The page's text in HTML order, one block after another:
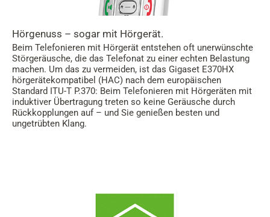
Hörgenuss – sogar mit Hörgerät.
Beim Telefonieren mit Hörgerät entstehen oft unerwünschte
Störgeräusche, die das Telefonat zu einer echten Belastung
machen. Um das zu vermeiden, ist das Gigaset E370HX
hörgerätekompatibel (HAC) nach dem europäischen
Standard ITU-T P.370: Beim Telefonieren mit Hörgeräten mit
induktiver Übertragung treten so keine Geräusche durch
Rückkopplungen auf – und Sie genießen besten und
ungetrübten Klang.